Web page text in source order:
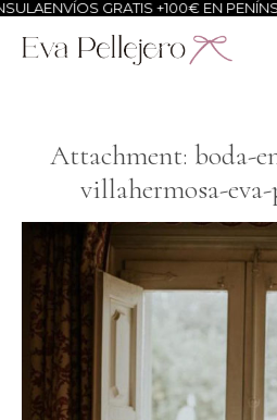
ENVÍOS GRATIS +100€ EN
Attachment: boda-
villahermosa-